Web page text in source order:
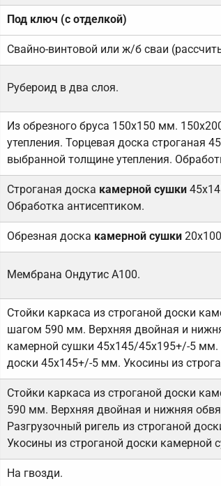
Под ключ (с отделкой)
Свайно-винтовой или ж/б сваи
Рубероид в два слоя.
Из обрезного бруса 150х150 мм.
утепления. Торцевая доска строганая
выбранной толщине утепления.
Строганая доска камерной сушки
Обработка антисептиком.
Обрезная доска камерной сушки
Мембрана Ондутис А100.
Стойки каркаса из строганой доски
шагом 590 мм. Верхняя двойная и
камерной сушки 45х145/45х195+/-5 мм.
доски 45х145+/-5 мм. Укосины из
Стойки каркаса из строганой доски
590 мм. Верхняя двойная и нижняя
Разгрузочный ригель из строганой
Укосины из строганой доски камерной
На гвозди.